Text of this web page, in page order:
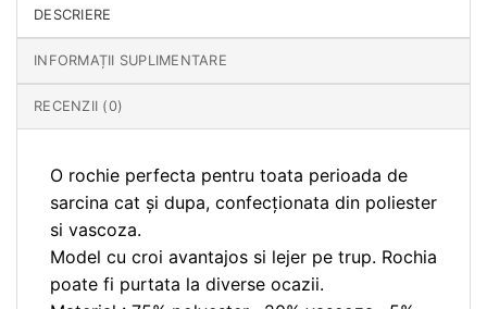
DESCRIERE
INFORMAȚII SUPLIMENTARE
RECENZII (0)
O rochie perfecta pentru toata perioada de
sarcina cat şi dupa, confecţionata din poliester
si vascoza.
Model cu croi avantajos si lejer pe trup. Rochia
poate fi purtata la diverse ocazii.